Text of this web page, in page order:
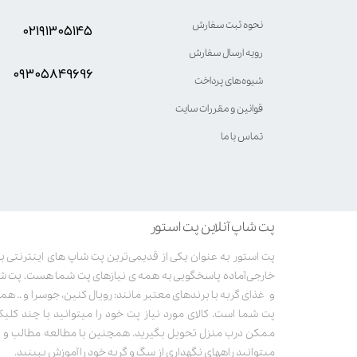
پت شاپ آنلاین پت استور
خارجی آماده پاسخگویی به همه ی نیازهای پت شما هست. پت
و غذای گربه با برندهای معتبر مانند: رویال کنین، جوسرا و ..
پت شما است. کالای مورد نیاز پت خود را میتوانید با چند
ممکن درب منزل تحویل بگیرید. همچنین با مطالعه مطالب و
میتوانید راههای نگهداری از سگ و گربه خود را آموزش ببینید.
نحوه ثبت سفارش
رویه ارسال سفارش
شیوه‌های پرداخت
قوانین و مقررات سایت
تماس با ما
۰۲۱۹۱۳۰۵۱۴۵
۰۹۳۰۵8۴9696